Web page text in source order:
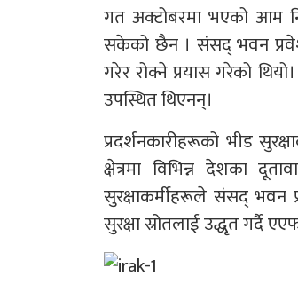
गत अक्टोबरमा भएको आम
सकेको छैन । संसद् भवन प्रवेश
गरेर रोक्ने प्रयास गरेको
उपस्थित थिएनन्।
प्रदर्शनकारीहरूको भीड
क्षेत्रमा विभिन्न देशका
सुरक्षाकर्मीहरूले संसद् भवन
सुरक्षा स्रोतलाई उद्धृत गर्दै